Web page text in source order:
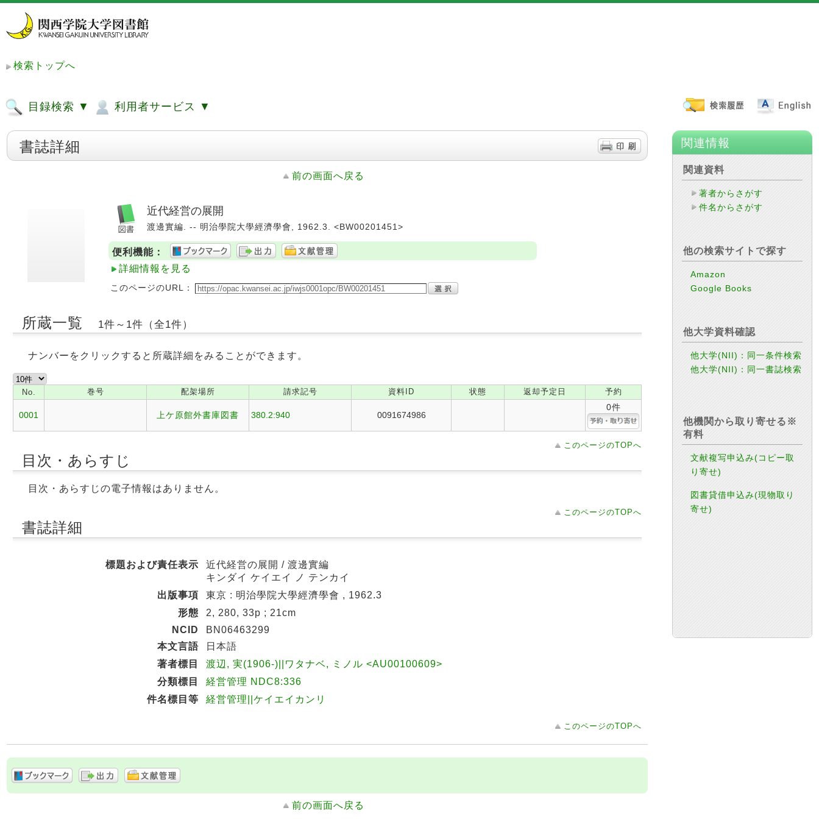
検索トップへ
目録検索 ▼ 利用者サービス ▼
書誌詳細
前の画面へ戻る
近代経営の展開
渡邊實編. -- 明治學院大學經濟學會, 1962.3. <BW00201451>
便利機能：
詳細情報を見る
このページのURL：
所蔵一覧 1件～1件（全1件）
ナンバーをクリックすると所蔵詳細をみることができます。
No. 巻号 配架場所 請求記号 資料ID 状態 返却予定日 予約
0001 上ケ原館外書庫図書 380.2:940 0091674986
0件
このページのTOPへ
目次・あらすじ
目次・あらすじの電子情報はありません。
このページのTOPへ
書誌詳細
標題および責任表示
近代経営の展開 / 渡邊實編
キンダイ ケイエイ ノ テンカイ
出版事項
東京 : 明治學院大學經濟學會 , 1962.3
形態
2, 280, 33p ; 21cm
NCID
BN06463299
本文言語
日本語
著者標目
渡辺, 実(1906-)||ワタナベ, ミノル <AU00100609>
分類標目
経営管理 NDC8:336
件名標目等
経営管理||ケイエイカンリ
このページのTOPへ
前の画面へ戻る
関連情報
関連資料
著者からさがす
件名からさがす
他の検索サイトで探す
Amazon
Google Books
他大学資料確認
他大学(NII)：同一条件検索
他大学(NII)：同一書誌検索
他機関から取り寄せる※
有料
文献複写申込み(コピー取
り寄せ)
図書貸借申込み(現物取り
寄せ)